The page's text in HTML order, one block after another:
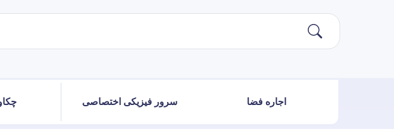
سرور فیزیکی اختصاصی اجاره فضا